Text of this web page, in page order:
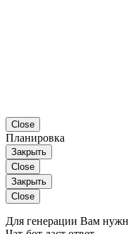
Close
Планировка
Закрыть
Close
Закрыть
Close
Для генерации Вам